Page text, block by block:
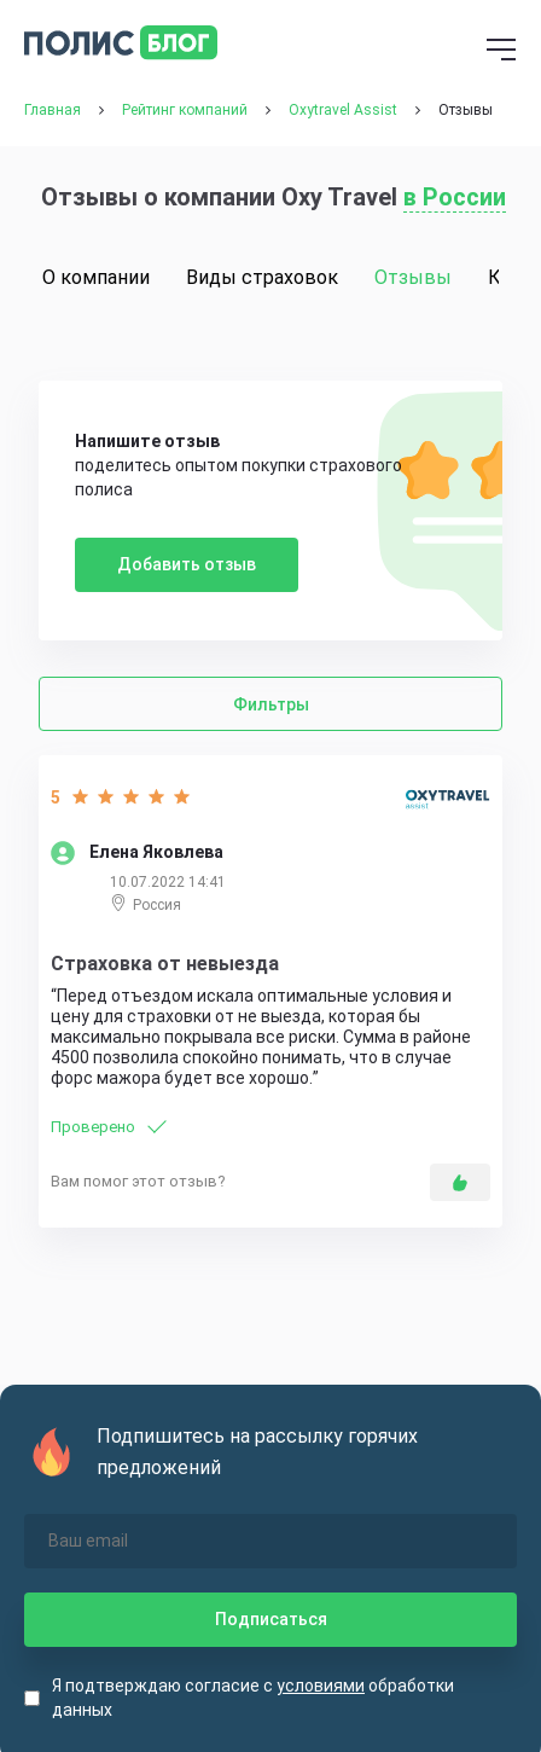
Главная Рейтинг компаний Oxytravel Assist Отзывы
Отзывы о компании Oxy Travel в России
О компании Виды страховок Отзывы
Елена Яковлева
5
10.07.2022 14:41
Россия
Страховка от невыезда
Перед отъездом искала оптимальные условия и
цену для страховки от не выезда, которая бы
максимально покрывала все риски. Сумма в районе
4500 позволила спокойно понимать, что в случае
форс мажора будет все хорошо.
Проверено
Вам помог этот отзыв?
Напишите отзыв
поделитесь опытом покупки страхового
полиса
Добавить отзыв
Фильтры
Подпишитесь на рассылку горячих
предложений
Я подтверждаю согласие с условиями обработки
данных